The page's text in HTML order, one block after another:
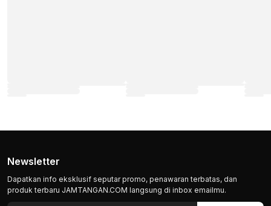
Newsletter
Dapatkan info eksklusif seputar promo, penawaran terbatas, dan
produk terbaru JAMTANGAN.COM langsung di inbox emailmu.